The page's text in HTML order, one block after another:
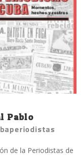
Pablo
de la Periodistas de